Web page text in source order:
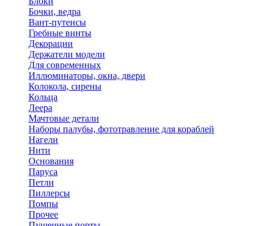
Бочки, ведра
Вант-путенсы
Гребные винты
Декорации
Держатели модели
Для современных
Иллюминаторы, окна, двери
Колокола, сирены
Кольца
Леера
Мачтовые детали
Наборы палубы, фототравление для кораблей
Нагели
Нити
Основания
Паруса
Петли
Пиллерсы
Помпы
Прочее